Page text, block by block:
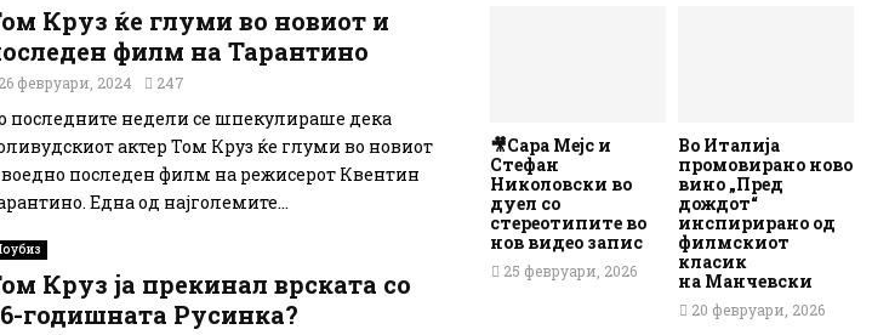
Круз ќе глуми во новиот и
филм на Тарантино
26 февруари, 2024 247
последните недели се шпекулираше дека
актер Том Круз ќе глуми во новиот
последен филм на режисерот Квентин
Eдна од најголемите...
Круз ја прекинал врската со
годишната Русинка?
🎥Сара Мејс и
Стефан
Николовски во
дуел со
стереотипите во
нов видео запис
25 февруари, 2026
Во Италија
промовирано ново
вино „Пред
дождот“
инспирирано од
филмскиот
класик
на Манчевски
20 февруари, 2026